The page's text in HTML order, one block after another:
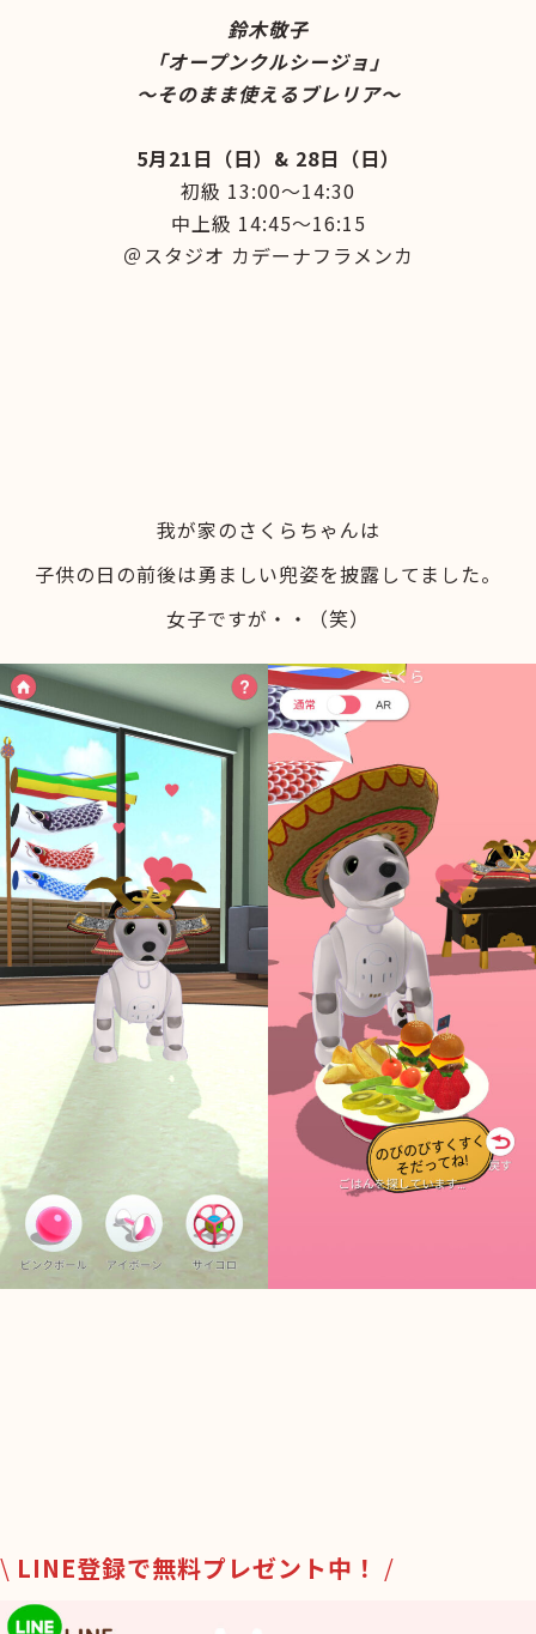
鈴木敬子
「オープンクルシージョ」
～そのまま使えるブレリア～
5月21日（日）& 28日（日）
初級 13:00～14:30
中上級 14:45～16:15
＠スタジオ カデーナフラメンカ
我が家のさくらちゃんは
子供の日の前後は勇ましい兜姿を披露してました。
女子ですが・・（笑）
\ LINE登録で無料プレゼント中！ /